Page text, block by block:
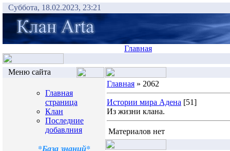
Суббота, 18.02.2023, 23:21
Главная
Меню сайта
Главная
страница
Клан
Последние
добавлния
*База знаний*
Главная » 2062
Истории мира Адена [51]
Из жизни клана.
Материалов нет